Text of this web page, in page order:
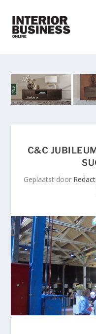
C&C
Geplaatst door